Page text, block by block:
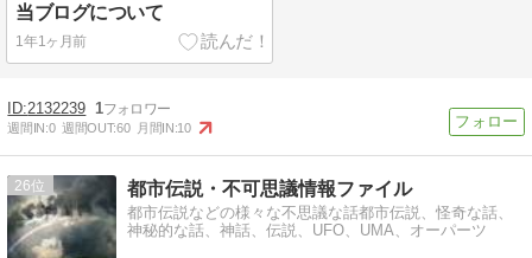
当ブログについて
1年1ヶ月前
2132239 1
週間IN:0 週間OUT:60 月間IN:10
26 都市伝説・不可思議情報ファイル
都市伝説などの様々な不思議な話都市伝説、怪奇な話、
神秘的な話、神話、伝説、UFO、UMA、オーパーツ